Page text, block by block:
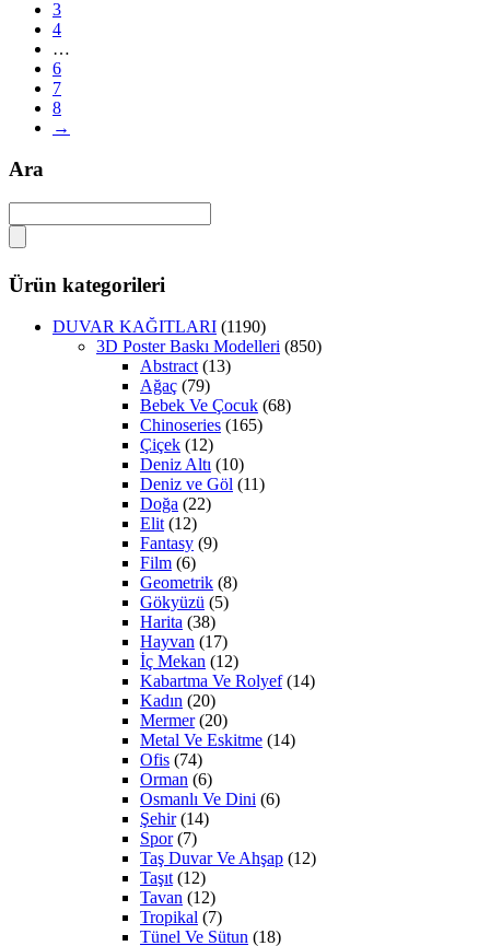
3
4
…
6
7
8
→
Ara
Ürün kategorileri
DUVAR KAĞITLARI (1190)
3D Poster Baskı Modelleri (850)
Abstract (13)
Ağaç (79)
Bebek Ve Çocuk (68)
Chinoseries (165)
Çiçek (12)
Deniz Altı (10)
Deniz ve Göl (11)
Doğa (22)
Elit (12)
Fantasy (9)
Film (6)
Geometrik (8)
Gökyüzü (5)
Harita (38)
Hayvan (17)
İç Mekan (12)
Kabartma Ve Rolyef (14)
Kadın (20)
Mermer (20)
Metal Ve Eskitme (14)
Ofis (74)
Orman (6)
Osmanlı Ve Dini (6)
Şehir (14)
Spor (7)
Taş Duvar Ve Ahşap (12)
Taşıt (12)
Tavan (12)
Tropikal (7)
Tünel Ve Sütun (18)